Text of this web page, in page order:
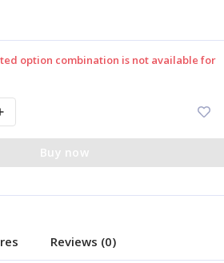
option combination is not available for
Buy now
Reviews (0)